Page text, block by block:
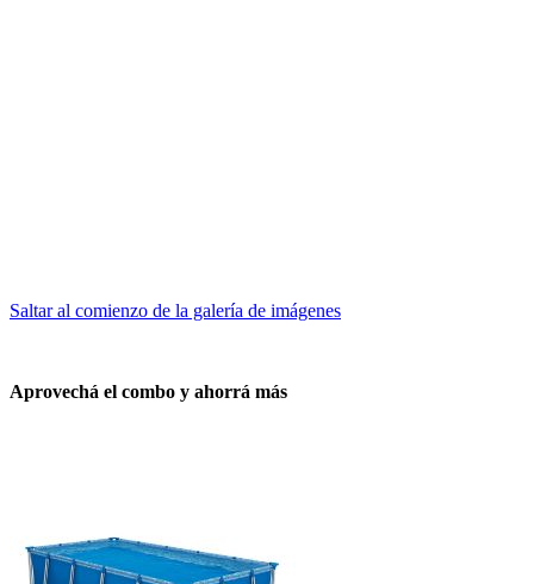
Saltar al comienzo de la galería de imágenes
Aprovechá el combo y ahorrá más